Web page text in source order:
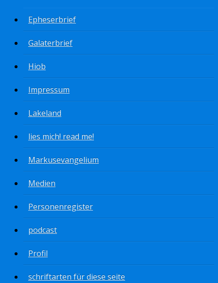
Epheserbrief
Galaterbrief
Hiob
Impressum
Lakeland
lies mich! read me!
Markusevangelium
Medien
Personenregister
podcast
Profil
schriftarten für diese seite